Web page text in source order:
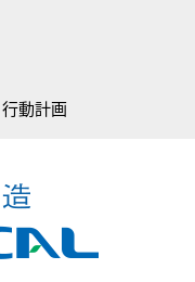
動計画